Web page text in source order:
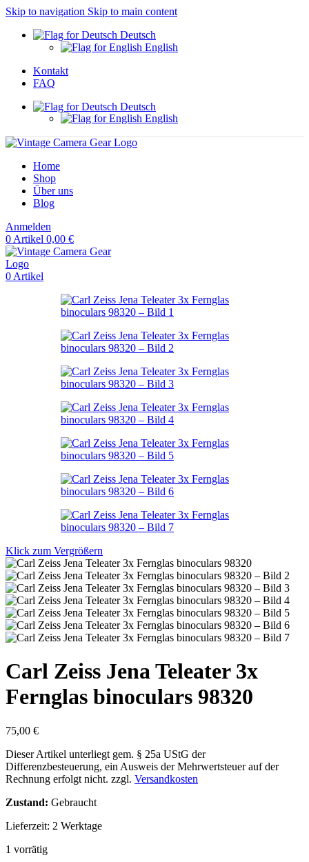
Skip to navigation Skip to main content
Deutsch
English
Kontakt
FAQ
Deutsch
English
Home
Shop
Über uns
Blog
Anmelden
0 Artikel 0,00 €
0 Artikel
Klick zum Vergrößern
Carl Zeiss Jena Teleater 3x
Fernglas binoculars 98320
75,00 €
Dieser Artikel unterliegt gem. § 25a UStG der
Differenzbesteuerung, ein Ausweis der Mehrwertsteuer auf der
Rechnung erfolgt nicht. zzgl. Versandkosten
Zustand: Gebraucht
Lieferzeit: 2 Werktage
1 vorrätig